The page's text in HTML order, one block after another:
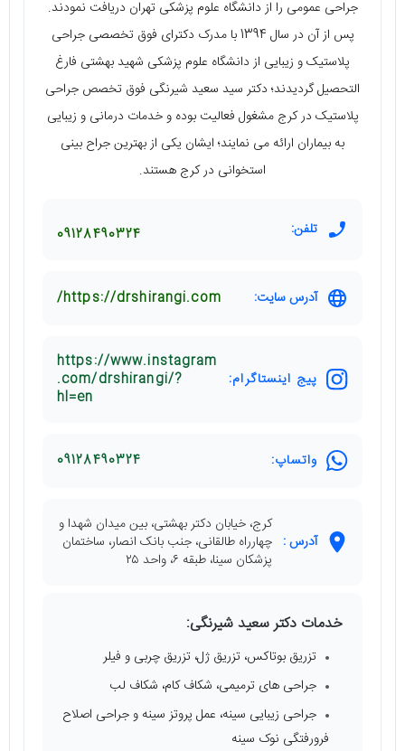
جراحی عمومی را از دانشگاه علوم پزشکی تهران دریافت نمودند.
پس از آن در سال 1394 با مدرک دکترای فوق تخصصی جراحی
پلاستیک و زیبایی از دانشگاه علوم پزشکی شهید بهشتی فارغ
التحصیل گردیدند؛ دکتر سید سعید شیرنگی فوق تخصص جراحی
پلاستیک در کرج مشغول فعالیت بوده و خدمات درمانی و زیبایی
به بیماران ارائه می نمایند؛ ایشان یکی از بهترین جراح بینی
استخوانی در کرج هستند.
تلفن: 09128490324
آدرس سایت: https://drshirangi.com/
پیج اینستاگرام:
https://www.instagram
.com/drshirangi/?
hl=en
واتساپ: 09128490324
آدرس :
کرج، خیابان دکتر بهشتی، بین میدان شهدا و
چهارراه طالقانی، جنب بانک انصار، ساختمان
پزشکان سینا، طبقه ۶، واحد ۲۵
خدمات دکتر سعید شیرنگی:
تزریق بوتاکس، تزریق ژل، تزریق چربی و فیلر
جراحی های ترمیمی، شکاف کام، شکاف لب
جراحی زیبایی سینه، عمل پروتز سینه و جراحی اصلاح
فرورفتگی نوک سینه